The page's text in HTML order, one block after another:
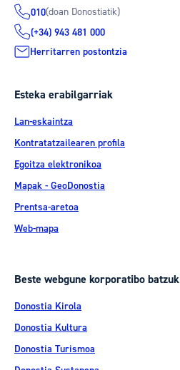
010(doan Donostiatik)
(+34) 943 481 000
Herritarren postontzia
Esteka erabilgarriak
Lan-eskaintza
Kontratatzailearen profila
Egoitza elektronikoa
Mapak - GeoDonostia
Prentsa-aretoa
Web-mapa
Beste webgune korporatibo batzuk
Donostia Kirola
Donostia Kultura
Donostia Turismoa